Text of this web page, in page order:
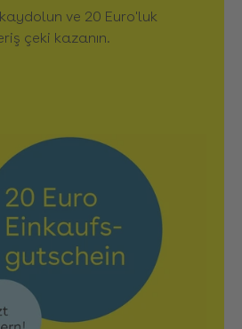
ve 20 Euro'luk
çeki kazanın.